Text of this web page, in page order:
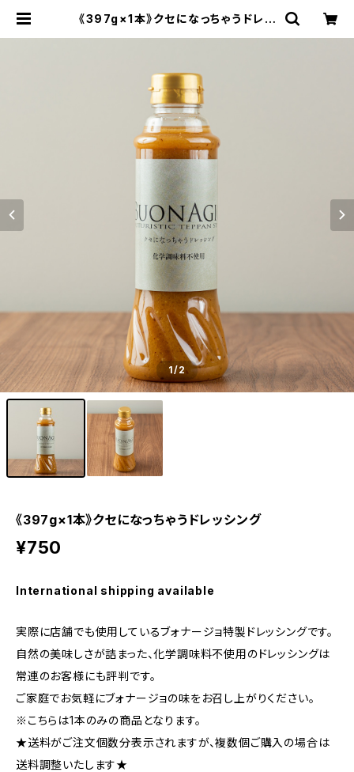
《397g×1本》クセになっちゃうドレッ
1/2
《397g×1本》クセになっちゃうドレッシング
¥750
International shipping available
実際に店舗でも使用しているブォナージョ特製ドレッシングです。
自然の美味しさが詰まった、化学調味料不使用のドレッシングは
常連のお客様にも評判です。
ご家庭でお気軽にブォナージョの味をお召し上がりください。
※こちらは1本のみの商品となります。
★送料がご注文個数分表示されますが、複数個ご購入の場合は
送料調整いたします★